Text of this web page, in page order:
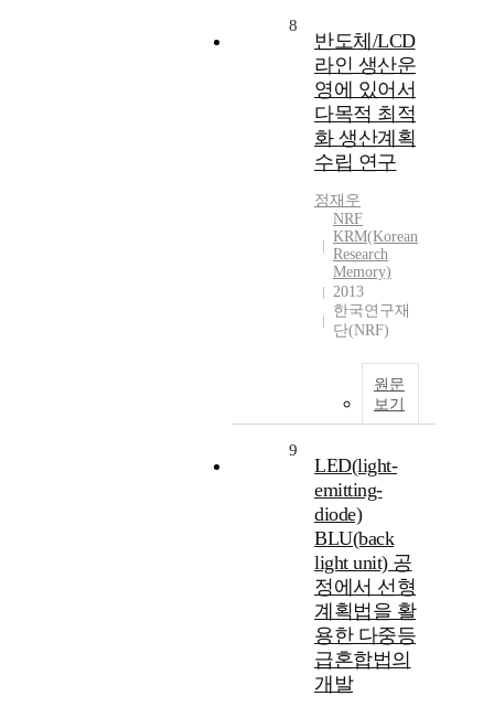
8
반도체/LCD
라인 생산운
영에 있어서
다목적 최적
화 생산계획
수립 연구
정재우
NRF
KRM(Korean
Research
Memory)
2013
한국연구재
단(NRF)
원문
보기
9
LED(light-
emitting-
diode)
BLU(back
light unit) 공
정에서 선형
계획법을 활
용한 다중등
급혼합법의
개발